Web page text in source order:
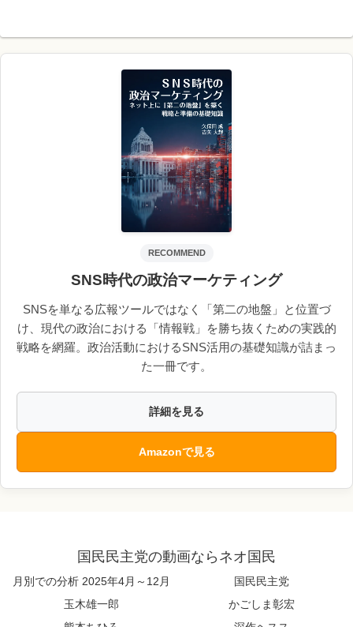
RECOMMEND
SNS時代の政治マーケティング
SNSを単なる広報ツールではなく「第二の地盤」と位置づ
け、現代の政治における「情報戦」を勝ち抜くための実践的
戦略を網羅。政治活動におけるSNS活用の基礎知識が詰まっ
た一冊です。
詳細を見る
Amazonで見る
国民民主党の動画ならネオ国民
月別での分析 2025年4月～12月
国民民主党
玉木雄一郎
かごしま彰宏